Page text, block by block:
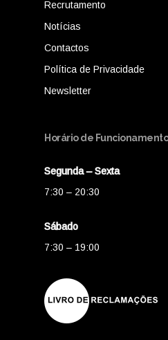
Recrutamento
Notícias
Contactos
Política de Privacidade
Newsletter
Horário de Funcionamento
Segunda – Sexta
7:30 – 20:30
Sábado
7:30 – 19:00